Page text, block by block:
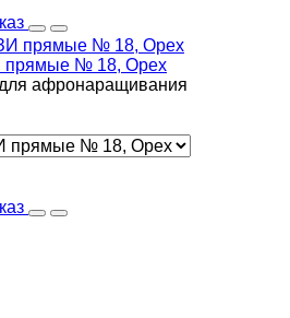
прямые № 18, Орех
афронаращивания